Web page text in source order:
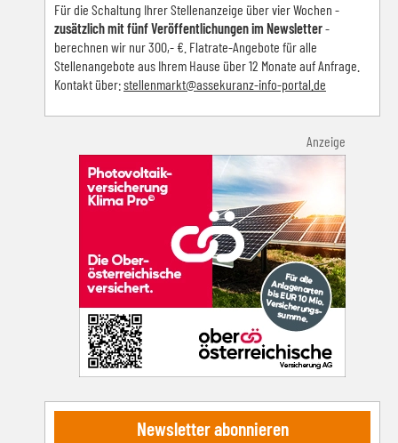
Für die Schaltung Ihrer Stellenanzeige über vier Wochen -
zusätzlich mit fünf Veröffentlichungen im Newsletter-
berechnen wir nur 300,- €. Flatrate-Angebote für alle
Stellenangebote aus Ihrem Hause über 12 Monate auf Anfrage.
Kontakt über:stellenmarkt@assekuranz-info-portal.de
Anzeige
Newsletter abonnieren